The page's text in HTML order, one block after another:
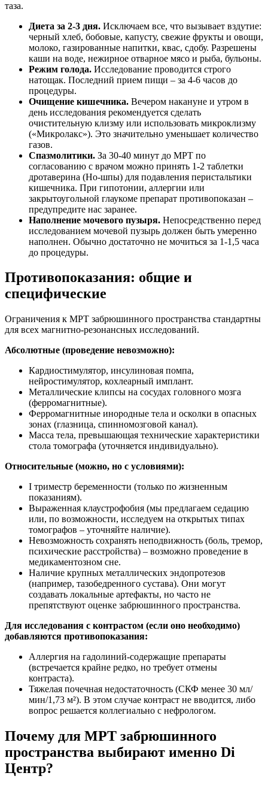
таза.
Диета за 2-3 дня. Исключаем все, что вызывает вздутие:
черный хлеб, бобовые, капусту, свежие фрукты и овощи,
молоко, газированные напитки, квас, сдобу. Разрешены
каши на воде, нежирное отварное мясо и рыба, бульоны.
Режим голода. Исследование проводится строго
натощак. Последний прием пищи – за 4-6 часов до
процедуры.
Очищение кишечника. Вечером накануне и утром в
день исследования рекомендуется сделать
очистительную клизму или использовать микроклизму
(«Микролакс»). Это значительно уменьшает количество
газов.
Спазмолитики. За 30-40 минут до МРТ по
согласованию с врачом можно принять 1-2 таблетки
дротаверина (Но-шпы) для подавления перистальтики
кишечника. При гипотонии, аллергии или
закрытоугольной глаукоме препарат противопоказан –
предупредите нас заранее.
Наполнение мочевого пузыря. Непосредственно перед
исследованием мочевой пузырь должен быть умеренно
наполнен. Обычно достаточно не мочиться за 1-1,5 часа
до процедуры.
Противопоказания: общие и
специфические
Ограничения к МРТ забрюшинного пространства стандартны
для всех магнитно-резонансных исследований.
Абсолютные (проведение невозможно):
Кардиостимулятор, инсулиновая помпа,
нейростимулятор, кохлеарный имплант.
Металлические клипсы на сосудах головного мозга
(ферромагнитные).
Ферромагнитные инородные тела и осколки в опасных
зонах (глазница, спинномозговой канал).
Масса тела, превышающая технические характеристики
стола томографа (уточняется индивидуально).
Относительные (можно, но с условиями):
I триместр беременности (только по жизненным
показаниям).
Выраженная клаустрофобия (мы предлагаем седацию
или, по возможности, исследуем на открытых типах
томографов – уточняйте наличие).
Невозможность сохранять неподвижность (боль, тремор,
психические расстройства) – возможно проведение в
медикаментозном сне.
Наличие крупных металлических эндопротезов
(например, тазобедренного сустава). Они могут
создавать локальные артефакты, но часто не
препятствуют оценке забрюшинного пространства.
Для исследования с контрастом (если оно необходимо)
добавляются противопоказания:
Аллергия на гадолиний-содержащие препараты
(встречается крайне редко, но требует отмены
контраста).
Тяжелая почечная недостаточность (СКФ менее 30 мл/
мин/1,73 м²). В этом случае контраст не вводится, либо
вопрос решается коллегиально с нефрологом.
Почему для МРТ забрюшинного
пространства выбирают именно Di
Центр?